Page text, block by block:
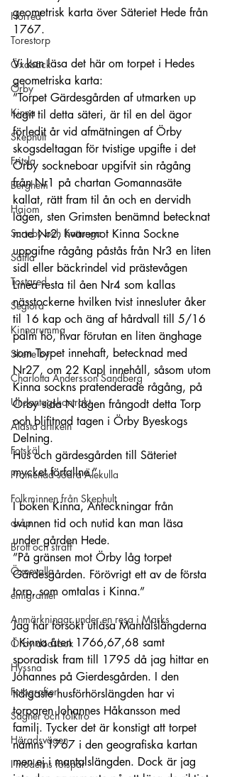
Horred
Torestorp
Öxabäck
Örby
Kinna
Skephult
Fritsla
Berghem
Hajom
Surteby och Kattunga
Sätila
Tostared
Seglora
Kinnarumma
Skene by
Charlotta Andersson Sandberg
Undantagskontrakt
Äldsta artikeln
Fotskäl
Promenad södra Älekulla
Folkminnen från Skephult
dråp
Brott och straff
Öxnevalla
emigranter
Anmärkningar under en resa i Marks
Örby dödsbok
Hyssna
Fotografier
Sägner och folktro
Häradsvägen
I moderns fotspår
geometrisk karta över Säteriet Hede från
1767.
Vi kan läsa det här om torpet i Hedes
geometriska karta:
”Torpet Gärdesgården af utmarken up
tagit til detta säteri, är til en del ägor
förledit år vid afmätningen af Örby
skogsdeltagan för tvistige upgifte i det
Örby sockneboar upgifvit sin rågång
från Nr1 på chartan Gomannasäte
kallat, rätt fram til ån och en dervidh
lägen, sten Grimsten benämnd betecknat
mad Nr2, hvaremot Kinna Sockne
uppgifne rågång påstås från Nr3 en liten
sidl eller bäckrindel vid prästevågen
Linea resta til åen Nr4 som kallas
nässtockerne hvilken tvist innesluter åker
til 16 kap och äng af hårdvall till 5/16
palm hö, hvar förutan en liten änghage
som Torpet innehaft, betecknad med
Nr27, om 22 Kapl innehåll, såsom utom
Kinna sockns pratenderade rågång, på
Örby sida N lägen frångodt detta Torp
och blifitnad tagen i Örby Byeskogs
Delning.
Hus och gärdesgården till Säteriet
mycket förfallne.”
I boken Kinna, Anteckningar från
svunnen tid och nutid kan man läsa
under gården Hede.
”På gränsen mot Örby låg torpet
Gärdesgården. Förövrigt ett av de första
torp, som omtalas i Kinna.”
Jag har försökt utläsa Mantalslängderna
i Kinna åren 1766,67,68 samt
sporadisk fram till 1795 då jag hittar en
Johannes på Gierdesgården. I den
tidigaste husförhörslängden har vi
torparen Johannes Håkansson med
familj. Tycker det är konstigt att torpet
nämns 1767 i den geografiska kartan
men ej i mantalslängden. Dock är jag